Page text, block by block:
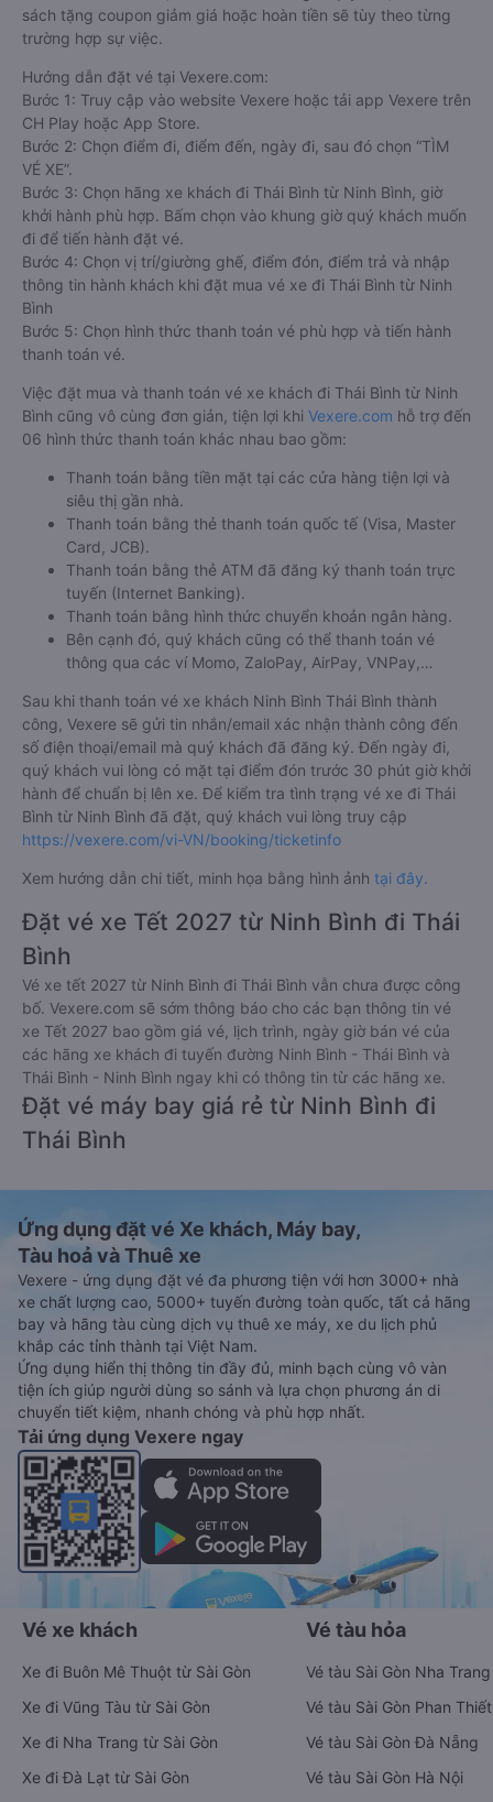
sách tặng coupon giảm giá hoặc hoàn tiền sẽ tùy theo từng
trường hợp sự việc.
Hướng dẫn đặt vé tại Vexere.com:
Bước 1: Truy cập vào website Vexere hoặc tải app Vexere trên
CH Play hoặc App Store.
Bước 2: Chọn điểm đi, điểm đến, ngày đi, sau đó chọn “TÌM
VÉ XE”.
Bước 3: Chọn hãng xe khách đi Thái Bình từ Ninh Bình, giờ
khởi hành phù hợp. Bấm chọn vào khung giờ quý khách muốn
đi để tiến hành đặt vé.
Bước 4: Chọn vị trí/giường ghế, điểm đón, điểm trả và nhập
thông tin hành khách khi đặt mua vé xe đi Thái Bình từ Ninh
Bình
Bước 5: Chọn hình thức thanh toán vé phù hợp và tiến hành
thanh toán vé.
Việc đặt mua và thanh toán vé xe khách đi Thái Bình từ Ninh
Bình cũng vô cùng đơn giản, tiện lợi khi Vexere.com hỗ trợ đến
06 hình thức thanh toán khác nhau bao gồm:
Thanh toán bằng tiền mặt tại các cửa hàng tiện lợi và
siêu thị gần nhà.
Thanh toán bằng thẻ thanh toán quốc tế (Visa, Master
Card, JCB).
Thanh toán bằng thẻ ATM đã đăng ký thanh toán trực
tuyến (Internet Banking).
Thanh toán bằng hình thức chuyển khoản ngân hàng.
Bên cạnh đó, quý khách cũng có thể thanh toán vé
thông qua các ví Momo, ZaloPay, AirPay, VNPay,…
Sau khi thanh toán vé xe khách Ninh Bình Thái Bình thành
công, Vexere sẽ gửi tin nhắn/email xác nhận thành công đến
số điện thoại/email mà quý khách đã đăng ký. Đến ngày đi,
quý khách vui lòng có mặt tại điểm đón trước 30 phút giờ khởi
hành để chuẩn bị lên xe. Để kiểm tra tình trạng vé xe đi Thái
Bình từ Ninh Bình đã đặt, quý khách vui lòng truy cập
https://vexere.com/vi-VN/booking/ticketinfo
Xem hướng dẫn chi tiết, minh họa bằng hình ảnh tại đây.
Đặt vé xe Tết 2027 từ Ninh Bình đi Thái
Bình
Vé xe tết 2027 từ Ninh Bình đi Thái Bình vẫn chưa được công
bố. Vexere.com sẽ sớm thông báo cho các bạn thông tin vé
xe Tết 2027 bao gồm giá vé, lịch trình, ngày giờ bán vé của
các hãng xe khách đi tuyến đường Ninh Bình - Thái Bình và
Thái Bình - Ninh Bình ngay khi có thông tin từ các hãng xe.
Đặt vé máy bay giá rẻ từ Ninh Bình đi
Thái Bình
Ứng dụng đặt vé Xe khách, Máy bay,
Tàu hoả và Thuê xe
Vexere - ứng dụng đặt vé đa phương tiện với hơn 3000+ nhà
xe chất lượng cao, 5000+ tuyến đường toàn quốc, tất cả hãng
bay và hãng tàu cùng dịch vụ thuê xe máy, xe du lịch phủ
khắp các tỉnh thành tại Việt Nam.
Ứng dụng hiển thị thông tin đầy đủ, minh bạch cùng vô vàn
tiện ích giúp người dùng so sánh và lựa chọn phương án di
chuyển tiết kiệm, nhanh chóng và phù hợp nhất.
Tải ứng dụng Vexere ngay
Vé xe khách
Xe đi Buôn Mê Thuột từ Sài Gòn
Xe đi Vũng Tàu từ Sài Gòn
Xe đi Nha Trang từ Sài Gòn
Xe đi Đà Lạt từ Sài Gòn
Vé tàu hỏa
Vé tàu Sài Gòn Nha Trang
Vé tàu Sài Gòn Phan Thiết
Vé tàu Sài Gòn Đà Nẵng
Vé tàu Sài Gòn Hà Nội